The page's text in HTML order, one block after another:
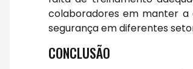
colaboradores em manter a
segurança em diferentes
CONCLUSÃO